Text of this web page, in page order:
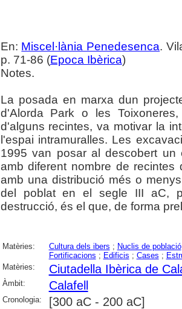
En: Miscel·lània Penedesenca.
p. 71-86 (Epoca Ibèrica)
Notes.
La posada en marxa dun
d'Alorda Park o les
d'alguns recintes, va motivar la
l'espai intramuralles. Les
1995 van posar al descobert un
amb diferent nombre de
amb una distribució més o
del poblat en el segle III aC,
destrucció, és el que, de forma
Matèries: Cultura dels ibers ; Nuclis de població
Fortificacions ; Edificis ; Cases ;
Matèries:
Ciutadella Ibèrica de
Àmbit: Calafell
Cronologia: [300 aC - 200 aC]